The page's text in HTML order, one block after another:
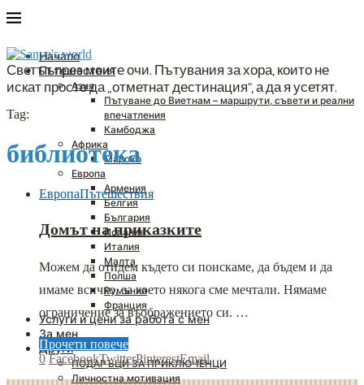
Начало
Пътешествия
Азия
Пътуване до Виетнам – маршрути, съвети и реални
впечатления
Камбоджа
Африка
Мароко
Европа
Армения
Белгия
България
Испания
Италия
Малта
Полша
Румъния
Франция
Услуги и цени за работа с мен
За мен
Други
ПОДАРЪЦИ ЗА ПРИКЛЮЧЕНЦИ
Личностна мотивация
Светът през моите очи. Пътувания за хора, които не
искат просто да „отметнат дестинация“, а да я усетят.
Tag:
библиотека
ЕвропаПътешествия
Домът на приказките
Можем да отидем където си поискаме, да бъдем и да
имаме всичко, за което някога сме мечтали. Нямаме
ограничение за въображението си. …
Прочети повече
0 FacebookTwitterPinterestEmail